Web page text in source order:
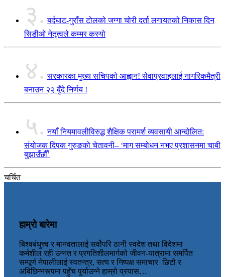
३. बर्दघाट-गुराँस टोलको जग्गा चोरी दर्ता लगायतको निकास दिन
सिडीओ नेतृत्वले कम्मर कस्यो
४. सरकारका मुख्य सचिपको आह्वान! सेवाप्रवाहलाई नागरिकमैत्री
बनाउन २२ बुँदे निर्णय !
५. नयाँ नियमावलीविरुद्ध शैक्षिक परामर्श व्यवसायी आन्दोलित:
संयोजक दिपक गुरुङको चेतावनी– ‘माग सम्बोधन नभए प्रशासनमा चाबी
बुझाउँछौँ’
चर्चित
हाम्रो बारेमा
बिश्वबंधुत्त्व र मानवतालाई सर्वोपरि ठानी स्वदेश तथा विदेशमा
कर्मशील रही उन्नत र प्रगतिशीलमार्गको जीवन-यात्रामा समर्पित
सम्पूर्ण नेपालीलाई स्वतन्त्र, सत्य र निष्पक्ष समाचार छिटो र
अबिछिन्नरूपमा पहुँच पुर्याउन्ने हाम्रो प्रयास…